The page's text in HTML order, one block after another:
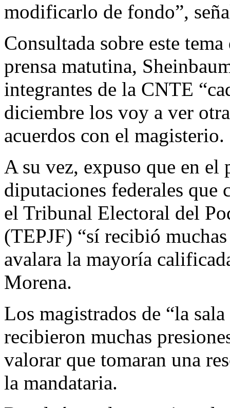
modificarlo de fondo”,
Consultada sobre este
prensa matutina,
integrantes de la CNTE
diciembre los voy a ver
acuerdos con el magisterio.
A su vez, expuso que en
diputaciones federales
el Tribunal Electoral del
(TEPJF) “sí recibió
avalara la mayoría
Morena.
Los magistrados de “la
recibieron muchas
valorar que tomaran una
la mandataria.